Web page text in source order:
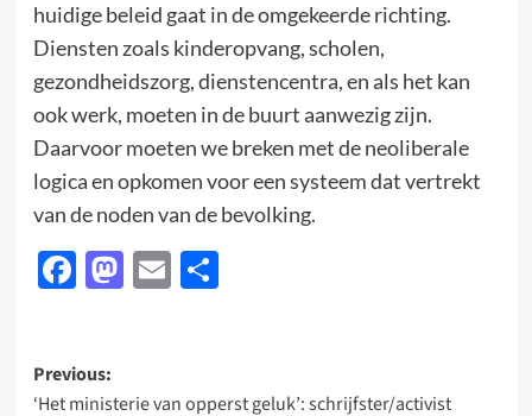
huidige beleid gaat in de omgekeerde richting.
Diensten zoals kinderopvang, scholen,
gezondheidszorg, dienstencentra, en als het kan
ook werk, moeten in de buurt aanwezig zijn.
Daarvoor moeten we breken met de neoliberale
logica en opkomen voor een systeem dat vertrekt
van de noden van de bevolking.
Facebook
Mastodon
EmailDelen
Post
Previous:
‘Het ministerie van opperst geluk’: schrijfster/activist